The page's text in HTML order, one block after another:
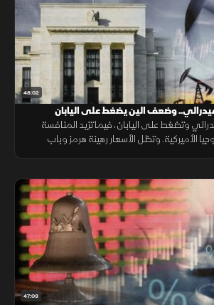
48:02
وضعف الين يضغط على اليابان
وتضغط على اليابان، فيما تزيد المنافسة
الأميركية. وتظل الأسعار رهينة هرمز وباب
47:03